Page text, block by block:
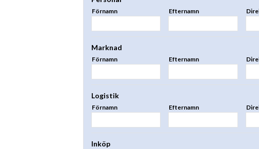
Förnamn Efternamn
Marknad
Förnamn Efternamn
Logistik
Förnamn Efternamn
Inköp